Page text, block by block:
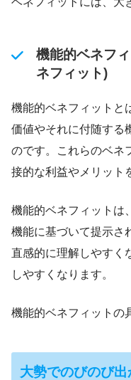
機能的ベネフ
ネフィット)
機能的ベネフィットと
価値やそれに付随する
のです。これらのベネ
接的な利益やメリット
機能的ベネフィットは
機能に基づいて提示さ
直感的に理解しやすく
しやすくなります。
機能的ベネフィットの
大勢でのびのび